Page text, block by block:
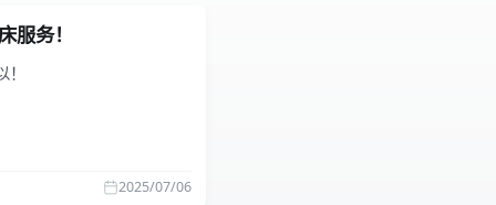
务！
2025/07/06